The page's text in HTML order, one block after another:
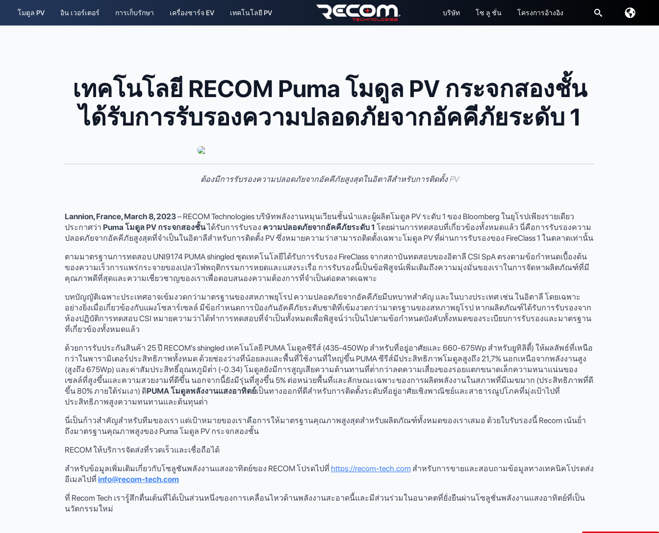
โมดูล PV อิน เวอร์เตอร์ การเก็บรักษา เครื่องชาร์จ EV เทคโนโลยี PV บริษัท โซ ลู ชั่น โครงการอ้างอิง
เทคโนโลยี RECOM Puma โมดูล PV กระจกสองชั้น
ได้รับการรับรองความปลอดภัยจากอัคคีภัยระดับ 1
ต้องมีการรับรองความปลอดภัยจากอัคคีภัยสูงสุดในอิตาลีสําหรับการติดตั้ง PV
Lannion, France, March 8, 2023– RECOM Technologies บริษัทพลังงานหมุนเวียนชั้นนําและผู้ผลิตโมดูล PV ระดับ 1 ของ Bloomberg ในยุโรปเพียงรายเดียว
ประกาศว่า Puma โมดูล PV กระจกสองชั้นได้รับการรับรอง ความปลอดภัยจากอัคคีภัยระดับ 1 โดยผ่านการทดสอบที่เกี่ยวข้องทั้งหมดแล้ว นี่คือการรับรองความ
ปลอดภัยจากอัคคีภัยสูงสุดที่จําเป็นในอิตาลีสําหรับการติดตั้ง PV ซึ่งหมายความว่าสามารถติดตั้งเฉพาะโมดูล PV ที่ผ่านการรับรองของ FireClass 1 ในตลาดเท่านั้น
ตามมาตรฐานการทดสอบ UNI9174 PUMA shingled ชุดเทคโนโลยีได้รับการรับรอง FireClass จากสถาบันทดสอบของอิตาลี CSI SpA ตรงตามข้อกําหนดเบื้องต้น
ของความเร็วการแพร่กระจายของเปลวไฟพฤติกรรมการหยดและแสงระเรื่อ การรับรองนี้เป็นข้อพิสูจน์เพิ่มเติมถึงความมุ่งมั่นของเราในการจัดหาผลิตภัณฑ์ที่มี
คุณภาพดีที่สุดและความเชี่ยวชาญของเราเพื่อตอบสนองความต้องการที่จําเป็นต่อตลาดเฉพาะ
บทบัญญัติเฉพาะประเทศอาจเข้มงวดกว่ามาตรฐานของสหภาพยุโรป ความปลอดภัยจากอัคคีภัยมีบทบาทสําคัญ และในบางประเทศ เช่น ในอิตาลี โดยเฉพาะ
อย่างยิ่งเมื่อเกี่ยวข้องกับแผงโซลาร์เซลล์ มีข้อกําหนดการป้องกันอัคคีภัยระดับชาติที่เข้มงวดกว่ามาตรฐานของสหภาพยุโรป หากผลิตภัณฑ์ได้รับการรับรองจาก
ห้องปฏิบัติการทดสอบ CSI หมายความว่าได้ทําการทดสอบที่จําเป็นทั้งหมดเพื่อพิสูจน์ว่าเป็นไปตามข้อกําหนดบังคับทั้งหมดของระเบียบการรับรองและมาตรฐาน
ที่เกี่ยวข้องทั้งหมดแล้ว
ด้วยการรับประกันสินค้า 25 ปี RECOM's shingled เทคโนโลยี PUMA โมดูลซีรีส์ (435-450Wp สําหรับที่อยู่อาศัยและ 660-675Wp สําหรับยูทิลิตี้) ให้ผลลัพธ์ที่เหนือ
กว่าในพารามิเตอร์ประสิทธิภาพทั้งหมด ด้วยช่องว่างที่น้อยลงและพื้นที่ใช้งานที่ใหญ่ขึ้น PUMA ซีรีส์มีประสิทธิภาพโมดูลสูงถึง 21,7% นอกเหนือจากพลังงานสูง
(สูงถึง 675Wp) และค่าสัมประสิทธิ์อุณหภูมิต่ํา (-0.34) โมดูลยังมีการสูญเสียความต้านทานที่ต่ํากว่าลดความเสี่ยงของรอยแตกขนาดเล็กความหนาแน่นของ
เซลล์ที่สูงขึ้นและความสวยงามที่ดีขึ้น นอกจากนี้ยังมีรุ่นที่สูงขึ้น 5% ต่อหน่วยพื้นที่และลักษณะเฉพาะของการผลิตพลังงานในสภาพที่มีเมฆมาก (ประสิทธิภาพที่ดี
ขึ้น 80% ภายใต้ร่มเงา) ดิPUMA โมดูลพลังงานแสงอาทิตย์เป็นทางออกที่ดีสําหรับการติดตั้งระดับที่อยู่อาศัยเชิงพาณิชย์และสาธารณูปโภคที่มุ่งเป้าไปที่
ประสิทธิภาพสูงความทนทานและต้นทุนต่ํา
นี่เป็นก้าวสําคัญสําหรับทีมของเรา แต่เป้าหมายของเราคือการให้มาตรฐานคุณภาพสูงสุดสําหรับผลิตภัณฑ์ทั้งหมดของเราเสมอ ด้วยใบรับรองนี้ Recom เน้นย้ํา
ถึงมาตรฐานคุณภาพสูงของ Puma โมดูล PV กระจกสองชั้น
RECOM ให้บริการจัดส่งที่รวดเร็วและเชื่อถือได้
สําหรับข้อมูลเพิ่มเติมเกี่ยวกับโซลูชันพลังงานแสงอาทิตย์ของ RECOM โปรดไปที่ https://recom-tech.com สําหรับการขายและสอบถามข้อมูลทางเทคนิคโปรดส่ง
อีเมลไปที่ info@recom-tech.com
ที่ Recom Tech เรารู้สึกตื่นเต้นที่ได้เป็นส่วนหนึ่งของการเคลื่อนไหวด้านพลังงานสะอาดนี้และมีส่วนร่วมในอนาคตที่ยั่งยืนผ่านโซลูชั่นพลังงานแสงอาทิตย์ที่เป็น
นวัตกรรมใหม่